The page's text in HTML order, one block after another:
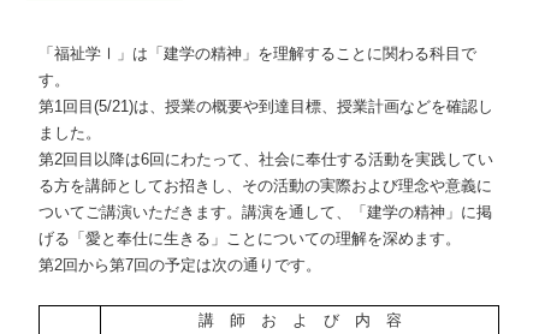
「福祉学Ⅰ」は「建学の精神」を理解することに関わる科目で
す。
第1回目(5/21)は、授業の概要や到達目標、授業計画などを確認し
ました。
第2回目以降は6回にわたって、社会に奉仕する活動を実践してい
る方を講師としてお招きし、その活動の実際および理念や意義に
ついてご講演いただきます。講演を通して、「建学の精神」に掲
げる「愛と奉仕に生きる」ことについての理解を深めます。
第2回から第7回の予定は次の通りです。
講 師 お よ び 内 容